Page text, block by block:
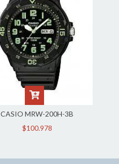
CASIO MRW-200H-3B
$100.978